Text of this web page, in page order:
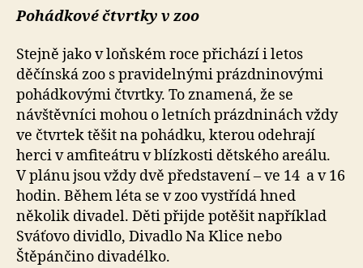
Pohádkové čtvrtky v zoo
Stejně jako v loňském roce přichází i letos
děčínská zoo s pravidelnými prázdninovými
pohádkovými čtvrtky. To znamená, že se
návštěvníci mohou o letních prázdninách vždy
ve čtvrtek těšit na pohádku, kterou odehrají
herci v amfiteátru v blízkosti dětského areálu.
V plánu jsou vždy dvě představení – ve 14 a v 16
hodin. Během léta se v zoo vystřídá hned
několik divadel. Děti přijde potěšit například
Sváťovo dividlo, Divadlo Na Klice nebo
Štěpánčino divadélko.